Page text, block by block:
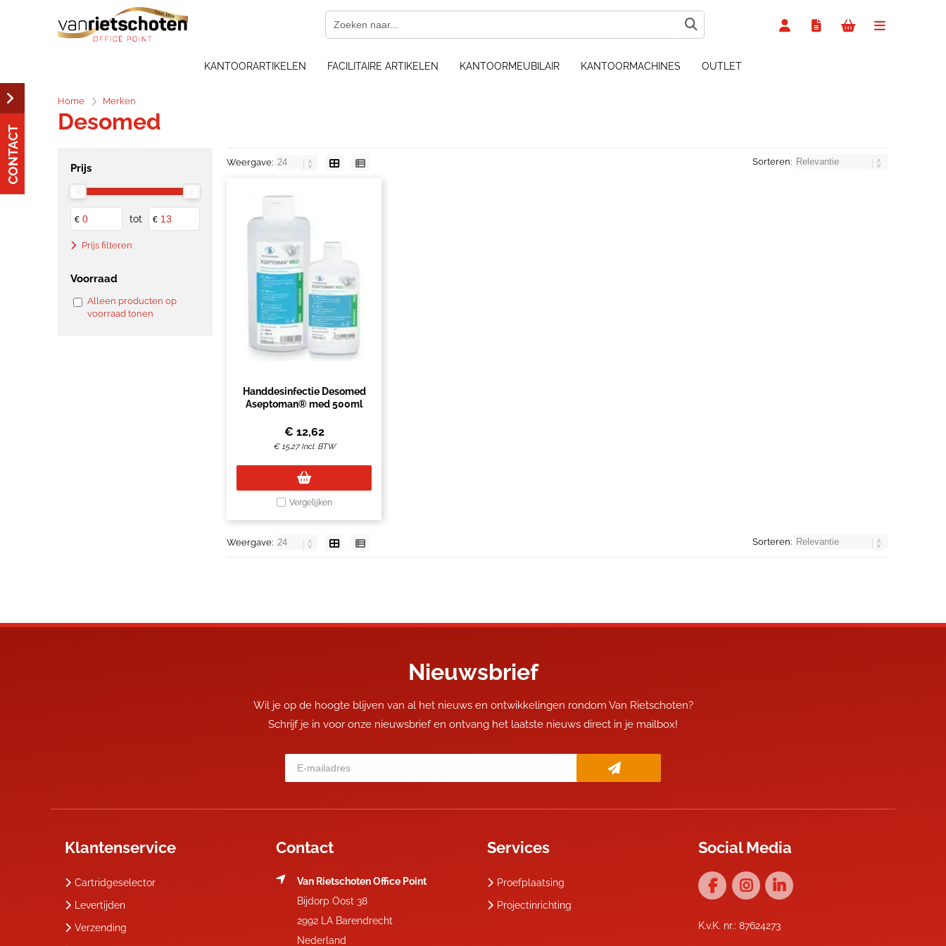
KANTOORARTIKELEN FACILITAIRE ARTIKELEN KANTOORMEUBILAIR KANTOORMACHINES OUTLET
Home Merken
Desomed
Prijs
€ tot €
Prijs filteren
Voorraad
Alleen producten op
voorraad tonen
Weergave: Sorteren:
Handdesinfectie Desomed
Aseptoman® med 500ml
€ 12,62
€15,27 Incl. BTW
Vergelijken
Weergave: Sorteren:
Nieuwsbrief
Wil je op de hoogte blijven van al het nieuws en ontwikkelingen rondom Van Rietschoten?
Schrijf je in voor onze nieuwsbrief en ontvang het laatste nieuws direct in je mailbox!
Klantenservice
Cartridgeselector
Levertijden
Verzending
Contact
Van Rietschoten Office Point
Bijdorp Oost 38
2992 LA Barendrecht
Nederland
Services
Proefplaatsing
Projectinrichting
Social Media
K.v.K. nr.: 87624273
CONTACT